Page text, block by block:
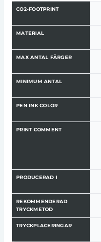
CO2-FOOTPRINT
MATERIAL
MAX ANTAL FÄRGER
MINIMUM ANTAL
PEN INK COLOR
PRINT COMMENT
PRODUCERAD I
REKOMMENDERAD
TRYCKMETOD
TRYCKPLACERINGAR